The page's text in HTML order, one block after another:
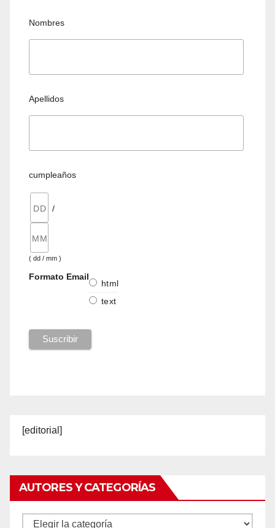
Nombres
Apellidos
cumpleaños
/
( dd / mm )
Formato Email
html
text
[editorial]
AUTORES Y CATEGORÍAS
Autores